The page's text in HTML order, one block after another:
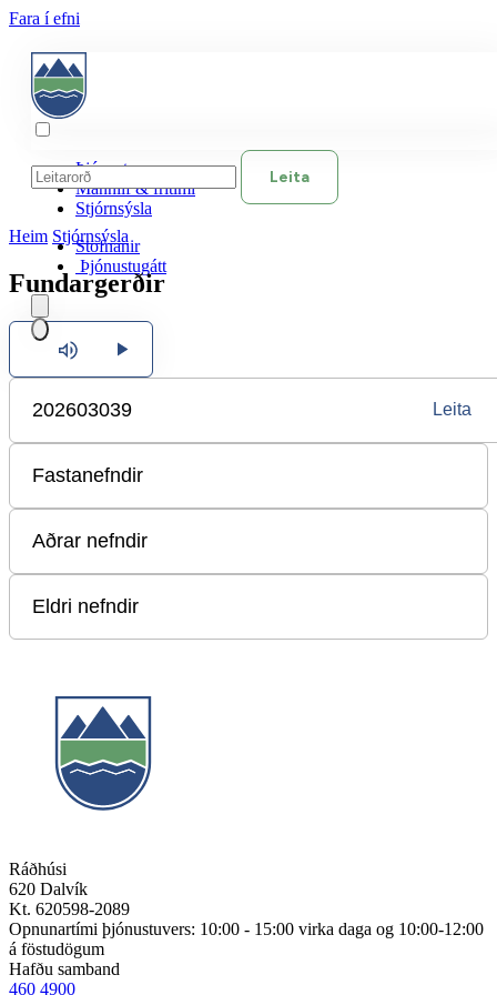
Fara í efni
Þjónusta
Mannlíf & frítími
Stjórnsýsla
Stofnanir
Þjónustugátt
Leita
Heim Stjórnsýsla
Fundargerðir
Hlusta
Leita
Ráðhúsi
620 Dalvík
Kt. 620598-2089
Opnunartími þjónustuvers: 10:00 - 15:00 virka daga og 10:00-12:00
á föstudögum
Hafðu samband
460 4900